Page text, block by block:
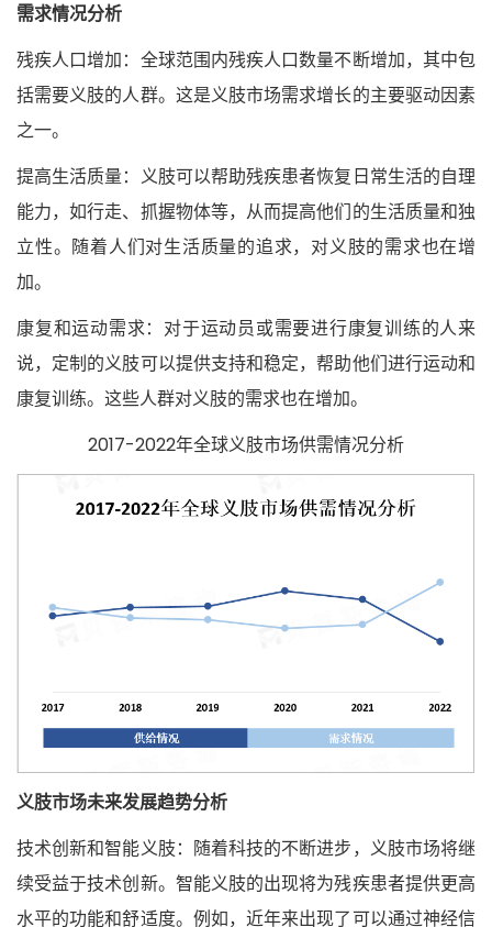
需求情况分析
残疾人口增加：全球范围内残疾人口数量不断增加，其中包
括需要义肢的人群。这是义肢市场需求增长的主要驱动因素
之一。
提高生活质量：义肢可以帮助残疾患者恢复日常生活的自理
能力，如行走、抓握物体等，从而提高他们的生活质量和独
立性。随着人们对生活质量的追求，对义肢的需求也在增
加。
康复和运动需求：对于运动员或需要进行康复训练的人来
说，定制的义肢可以提供支持和稳定，帮助他们进行运动和
康复训练。这些人群对义肢的需求也在增加。
2017-2022年全球义肢市场供需情况分析
义肢市场未来发展趋势分析
技术创新和智能义肢：随着科技的不断进步，义肢市场将继
续受益于技术创新。智能义肢的出现将为残疾患者提供更高
水平的功能和舒适度。例如，近年来出现了可以通过神经信